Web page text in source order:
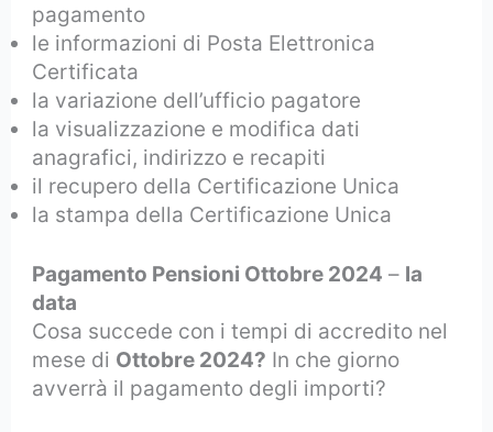
pagamento
le informazioni di Posta Elettronica
Certificata
la variazione dell’ufficio pagatore
la visualizzazione e modifica dati
anagrafici, indirizzo e recapiti
il recupero della Certificazione Unica
la stampa della Certificazione Unica
Pagamento Pensioni Ottobre 2024 – la
data
Cosa succede con i tempi di accredito nel
mese di Ottobre 2024? In che giorno
avverrà il pagamento degli importi?